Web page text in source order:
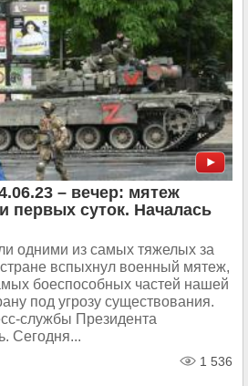
– вечер: мятеж
первых суток. Началась
одними из самых тяжелых за
вспыхнул военный мятеж,
боеспособных частей нашей
под угрозу существования.
службы Президента
Сегодня...
1 536